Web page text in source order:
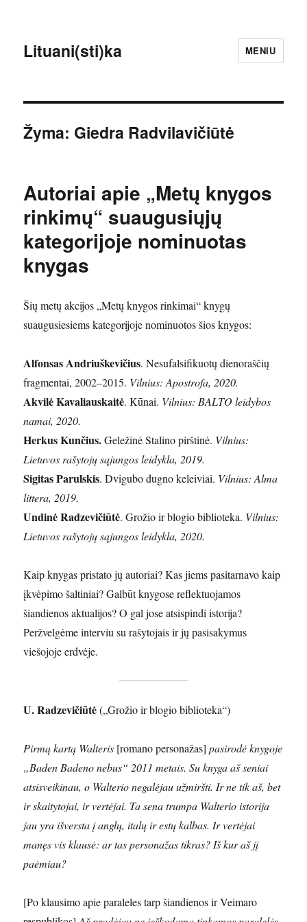
Lituani(sti)ka MENIU
Žyma: Giedra Radvilavičiūtė
Autoriai apie „Metų knygos
rinkimų“ suaugusiųjų
kategorijoje nominuotas
knygas
Šių metų akcijos „Metų knygos rinkimai“ knygų
suaugusiesiems kategorijoje nominuotos šios knygos:
Alfonsas Andriuškevičius. Nesufalsifikuotų dienoraščių
fragmentai, 2002–2015. Vilnius: Apostrofa, 2020.
Akvilė Kavaliauskaitė. Kūnai. Vilnius: BALTO leidybos
namai, 2020.
Herkus Kunčius.Geležinė Stalino pirštinė. Vilnius:
Lietuvos rašytojų sąjungos leidykla, 2019.
Sigitas Parulskis. Dvigubo dugno keleiviai. Vilnius: Alma
littera, 2019.
Undinė Radzevičiūtė. Grožio ir blogio biblioteka. Vilnius:
Lietuvos rašytojų sąjungos leidykla, 2020.
Kaip knygas pristato jų autoriai? Kas jiems pasitarnavo kaip
įkvėpimo šaltiniai? Galbūt knygose reflektuojamos
šiandienos aktualijos? O gal jose atsispindi istorija?
Peržvelgėme interviu su rašytojais ir jų pasisakymus
viešojoje erdvėje.
U. Radzevičiūtė(„Grožio ir blogio biblioteka“)
Pirmą kartą Walteris [romano personažas]pasirodė knygoje
„Baden Badeno nebus“ 2011 metais. Su knyga aš seniai
atsisveikinau, o Walterio negalėjau užmiršti. Ir ne tik aš, bet
ir skaitytojai, ir vertėjai. Ta sena trumpa Walterio istorija
jau yra išversta į anglų, italų ir estų kalbas. Ir vertėjai
manęs vis klausė: ar tas personažas tikras? Iš kur aš jį
paėmiau?
[Po klausimo apie paraleles tarp šiandienos ir Veimaro